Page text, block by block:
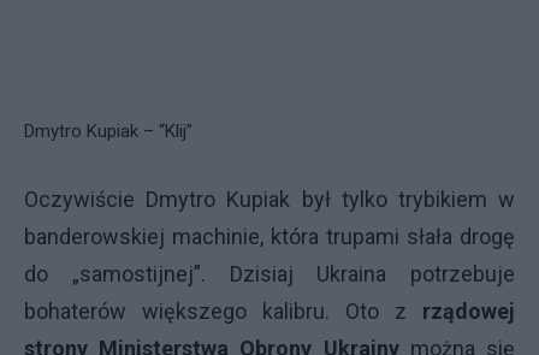
Dmytro Kupiak – “Klij”
Oczywiście Dmytro Kupiak był tylko trybikiem w
banderowskiej machinie, która trupami słała drogę
do „samostijnej”. Dzisiaj Ukraina potrzebuje
bohaterów większego kalibru. Oto z rządowej
strony Ministerstwa Obrony Ukrainymożna się